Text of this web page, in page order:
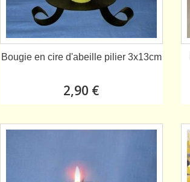
Bougie en cire d'abeille pilier 3x13cm
2,90 €